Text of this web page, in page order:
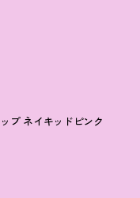
プ ネイキッドピンク